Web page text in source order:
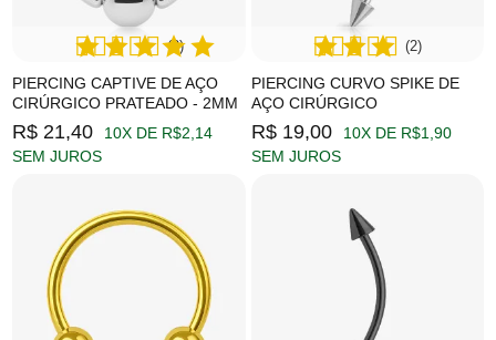
PIERCING CAPTIVE DE AÇO
CIRÚRGICO PRATEADO - 2MM
(2)
R$ 21,40
10X DE R$2,14
SEM JUROS
PIERCING CURVO SPIKE DE
AÇO CIRÚRGICO
(2)
R$ 19,00
10X DE R$1,90
SEM JUROS